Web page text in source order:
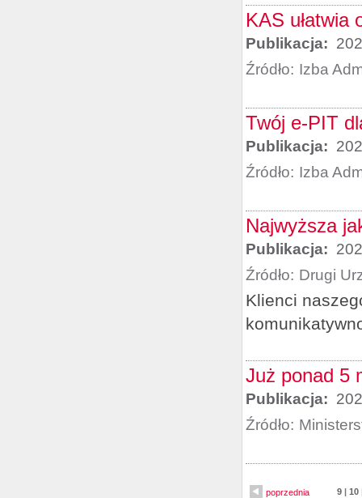
KAS ułatwia
Publikacja:
Źródło: Izba
Twój e-PIT
Publikacja:
Źródło: Izba
Najwyższa
Publikacja:
Źródło: Drugi
Klienci
Już ponad 5
Publikacja:
Źródło:
poprzednia 9| 10